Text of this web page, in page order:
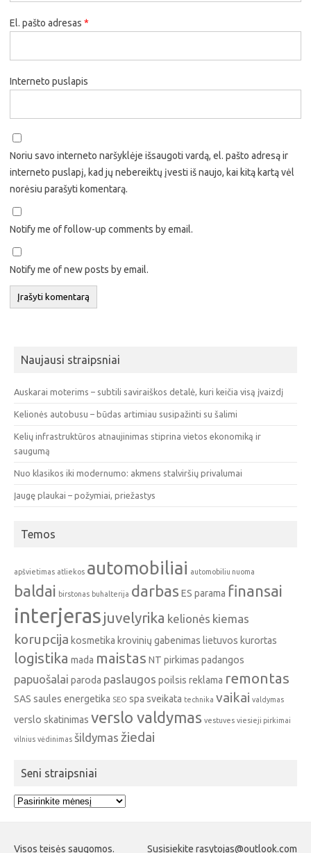
El. pašto adresas *
Interneto puslapis
Noriu savo interneto naršyklėje išsaugoti vardą, el. pašto adresą ir
interneto puslapį, kad jų nebereiktų įvesti iš naujo, kai kitą kartą vėl
norėsiu parašyti komentarą.
Notify me of follow-up comments by email.
Notify me of new posts by email.
Naujausi straipsniai
Auskarai moterims – subtili saviraiškos detalė, kuri keičia visą įvaizdį
Kelionės autobusu – būdas artimiau susipažinti su šalimi
Kelių infrastruktūros atnaujinimas stiprina vietos ekonomiką ir
saugumą
Nuo klasikos iki modernumo: akmens stalviršių privalumai
Įaugę plaukai – požymiai, priežastys
Temos
apšvietimas atliekos automobiliai automobiliu nuoma
baldai birstonas buhalterija darbas ES parama finansai
interjeras juvelyrika kelionės kiemas
korupcija kosmetika krovinių gabenimas lietuvos kurortas
logistika mada maistas NT pirkimas padangos
papuošalai paroda paslaugos poilsis reklama remontas
SAS saules energetika SEO spa sveikata technika vaikai valdymas
verslo skatinimas verslo valdymas vestuves viesieji pirkimai
vilnius vėdinimas šildymas žiedai
Seni straipsniai
Seni
Visos teisės saugomos. Susisiekite rasytojas@outlook.com